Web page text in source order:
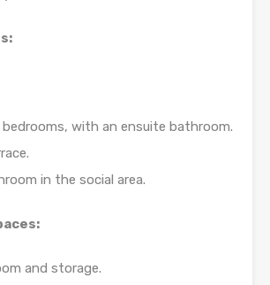
bedrooms, with an ensuite bathroom.
in the social area.
and storage.